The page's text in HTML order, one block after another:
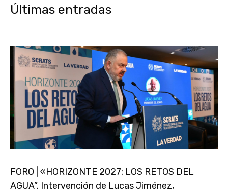
Últimas entradas
FORO | «HORIZONTE 2027: LOS RETOS DEL
AGUA”. Intervención de Lucas Jiménez,